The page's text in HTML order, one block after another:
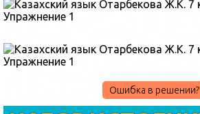
Ошибка в решении?